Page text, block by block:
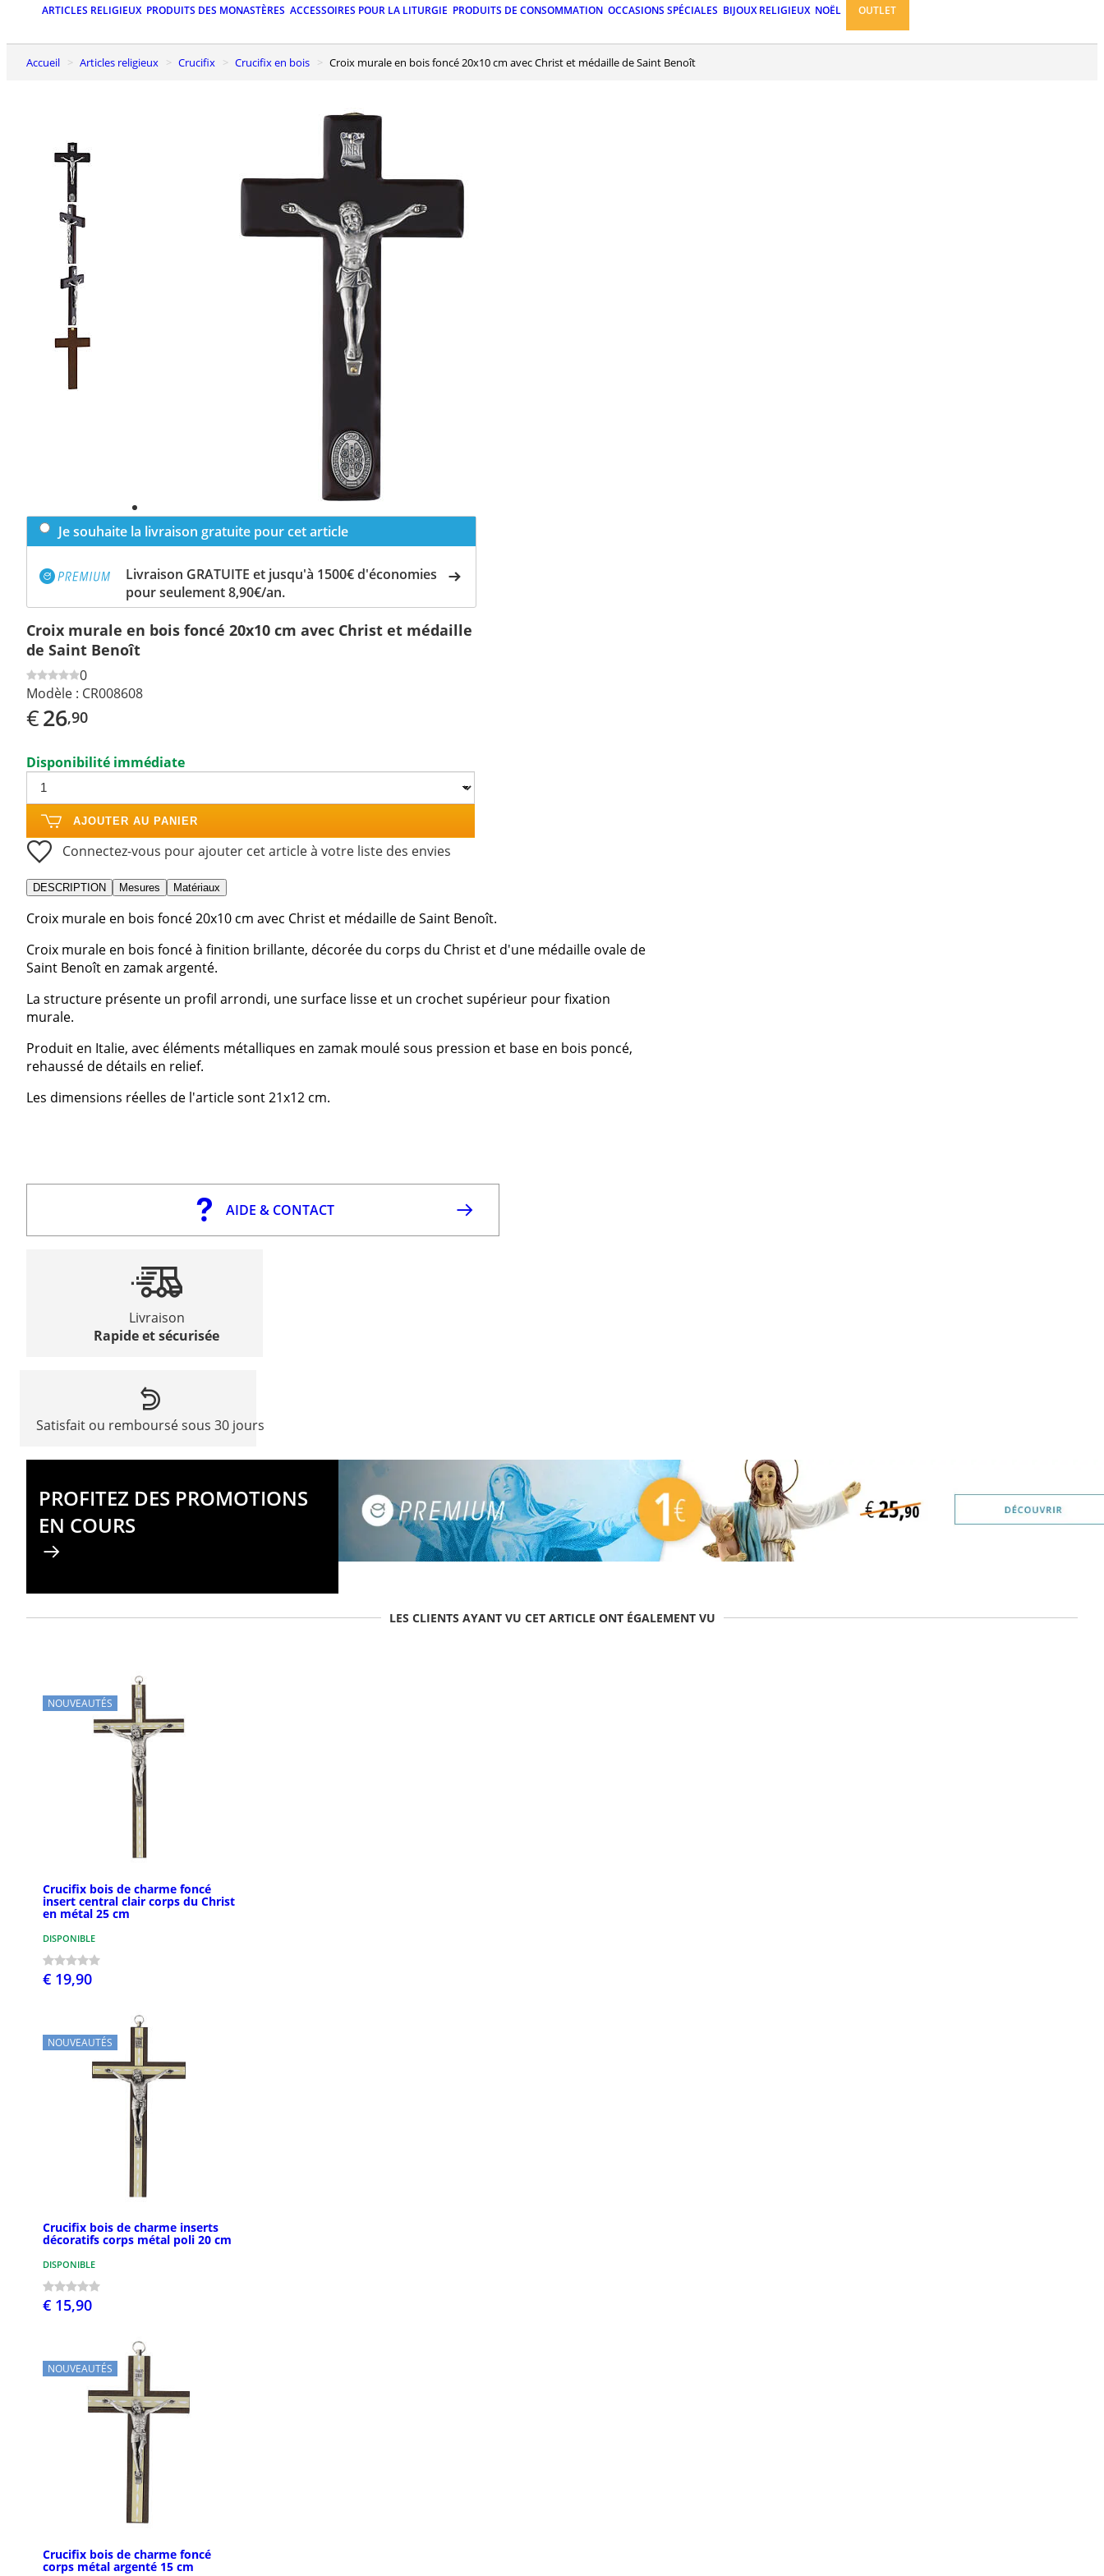
ARTICLES RELIGIEUX PRODUITS DES MONASTÈRES ACCESSOIRES POUR LA LITURGIE PRODUITS DE CONSOMMATION OCCASIONS SPÉCIALES BIJOUX RELIGIEUX NOËL OUTLET
Accueil Articles religieux Crucifix Crucifix en bois Croix murale en bois foncé 20x10 cm avec Christ et médaille de Saint Benoît
Je souhaite la livraison gratuite pour cet article
Livraison GRATUITE et jusqu'à 1500€ d'économies
pour seulement 8,90€/an.
Croix murale en bois foncé 20x10 cm avec Christ et médaille
de Saint Benoît
0
Modèle : CR008608
€26,90
Disponibilité immédiate
AJOUTER AU PANIER
Connectez-vous pour ajouter cet article à votre liste des envies
DESCRIPTION Mesures Matériaux
Croix murale en bois foncé 20x10 cm avec Christ et médaille de Saint Benoît.
Croix murale en bois foncé à finition brillante, décorée du corps du Christ et d'une médaille ovale de
Saint Benoît en zamak argenté.
La structure présente un profil arrondi, une surface lisse et un crochet supérieur pour fixation
murale.
Produit en Italie, avec éléments métalliques en zamak moulé sous pression et base en bois poncé,
rehaussé de détails en relief.
Les dimensions réelles de l'article sont 21x12 cm.
AIDE & CONTACT
Livraison
Rapide et sécurisée
Satisfait ou remboursé sous 30 jours
PROFITEZ DES PROMOTIONS
EN COURS
LES CLIENTS AYANT VU CET ARTICLE ONT ÉGALEMENT VU
NOUVEAUTÉS
Crucifix bois de charme foncé
insert central clair corps du Christ
en métal 25 cm
DISPONIBLE
€ 19,90
NOUVEAUTÉS
Crucifix bois de charme inserts
décoratifs corps métal poli 20 cm
DISPONIBLE
€ 15,90
NOUVEAUTÉS
Crucifix bois de charme foncé
corps métal argenté 15 cm